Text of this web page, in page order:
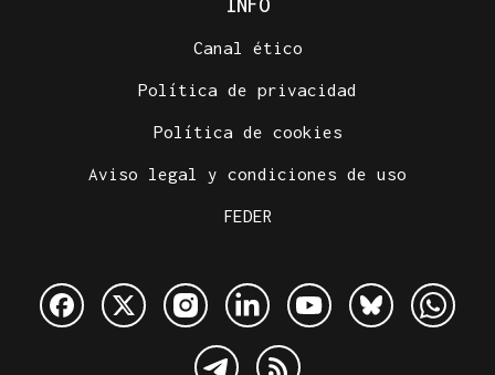
INFO
Canal ético
Política de privacidad
Política de cookies
Aviso legal y condiciones de uso
FEDER